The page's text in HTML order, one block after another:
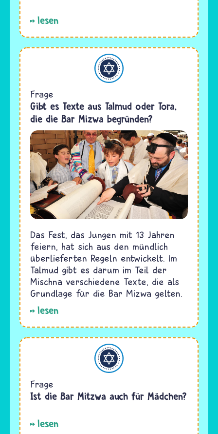
lesen
Judentum
Frage
Gibt es Texte aus Talmud oder Tora,
die die Bar Mizwa begründen?
Das Fest, das Jungen mit 13 Jahren
feiern, hat sich aus den mündlich
überlieferten Regeln entwickelt. Im
Talmud gibt es darum im Teil der
Mischna verschiedene Texte, die als
Grundlage für die Bar Mizwa gelten.
lesen
Judentum
Frage
Ist die Bar Mitzwa auch für Mädchen?
lesen